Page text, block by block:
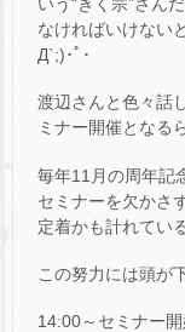
なければいけない
Д`;)･ﾟ･
渡辺さんと色々話
ミナー開催となる
毎年11月の周年記
セミナーを欠かさ
定着かも計れてい
この努力には頭が
14:00～セミナー開